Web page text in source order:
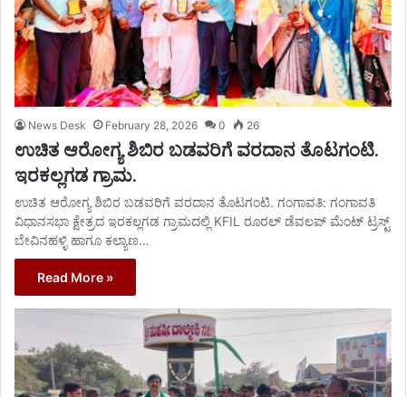
News Desk February 28, 2026 0 26
ಉಚಿತ ಆರೋಗ್ಯ ಶಿಬಿರ ಬಡವರಿಗೆ ವರದಾನ ತೊಟಗಂಟಿ.
ಇರಕಲ್ಲಗಡ ಗ್ರಾಮ.
ಉಚಿತ ಆರೋಗ್ಯ ಶಿಬಿರ ಬಡವರಿಗೆ ವರದಾನ ತೊಟಗಂಟಿ. ಗಂಗಾವತಿ: ಗಂಗಾವತಿ
ವಿಧಾನಸಭಾ ಕ್ಷೇತ್ರದ ಇರಕಲ್ಲಗಡ ಗ್ರಾಮದಲ್ಲಿ KFIL ರೂರಲ್ ಡೆವಲಪ್ ಮೆಂಟ್ ಟ್ರಸ್ಟ್‌
ಬೇವಿನಹಳ್ಳಿ ಹಾಗೂ ಕಲ್ಯಾಣ…
Read More »